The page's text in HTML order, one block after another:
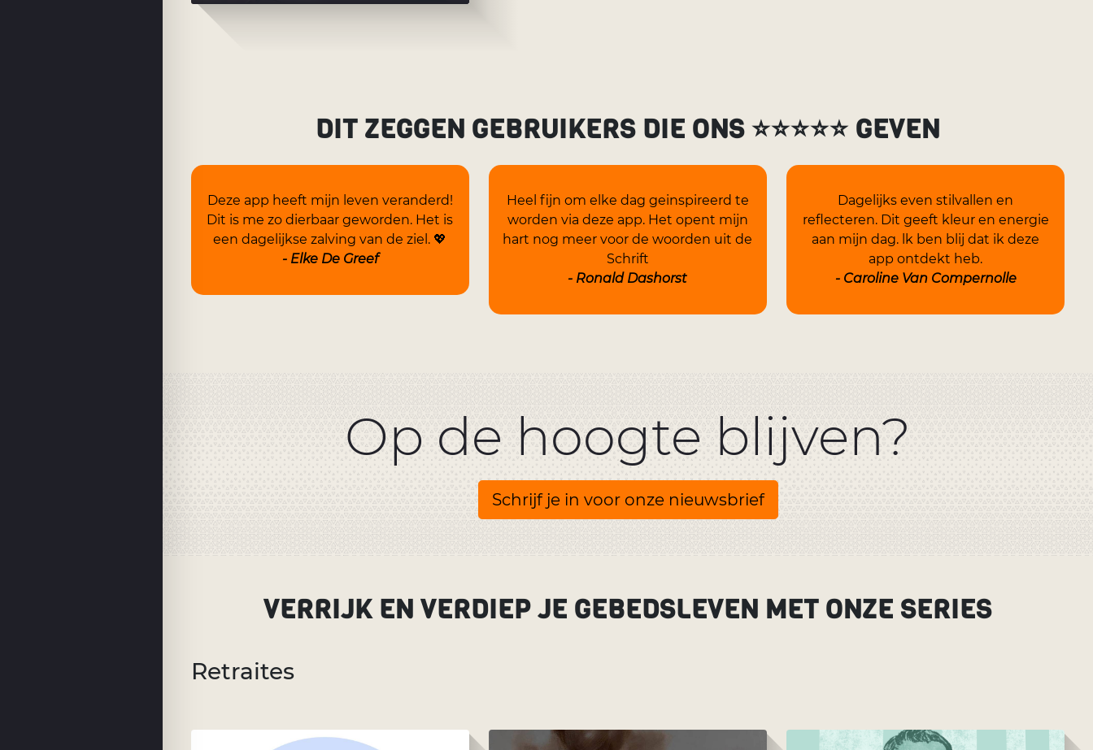
DIT ZEGGEN GEBRUIKERS DIE ONS ⭐⭐⭐⭐⭐ GEVEN
Deze app heeft mijn leven veranderd!
Dit is me zo dierbaar geworden. Het is
een dagelijkse zalving van de ziel. 💖
- Elke De Greef
Heel fijn om elke dag geinspireerd te
worden via deze app. Het opent mijn
hart nog meer voor de woorden uit de
Schrift
- Ronald Dashorst
Dagelijks even stilvallen en
reflecteren. Dit geeft kleur en energie
aan mijn dag. lk ben blij dat ik deze
app ontdekt heb.
- Caroline Van Compernolle
Op de hoogte blijven?
Schrijf je in voor onze nieuwsbrief
VERRIJK EN VERDIEP JE GEBEDSLEVEN MET ONZE SERIES
Retraites